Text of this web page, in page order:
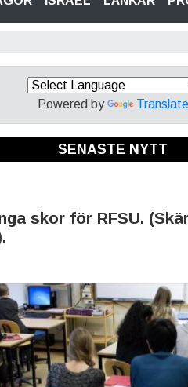
Powered by Translate
SENASTE NYTT
skor för RFSU.